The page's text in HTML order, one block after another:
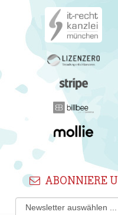
ABONNIERE